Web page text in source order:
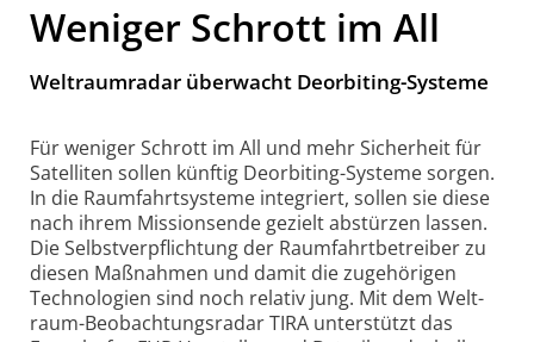
Weniger Schrott im All
Weltraumradar überwacht Deorbiting-Systeme
Für weniger Schrott im All und mehr Sicherheit für
Satelliten sollen künftig Deorbiting-Systeme sorgen.
In die Raum­fahrt­systeme inte­griert, sollen sie diese
nach ihrem Missions­ende gezielt abstürzen lassen.
Die Selbst­ver­pflich­tung der Raum­fahrt­betreiber zu
diesen Maß­nahmen und damit die zuge­hörigen
Techno­logien sind noch relativ jung. Mit dem Welt­
raum-Beob­ach­tungs­radar TIRA unter­stützt das